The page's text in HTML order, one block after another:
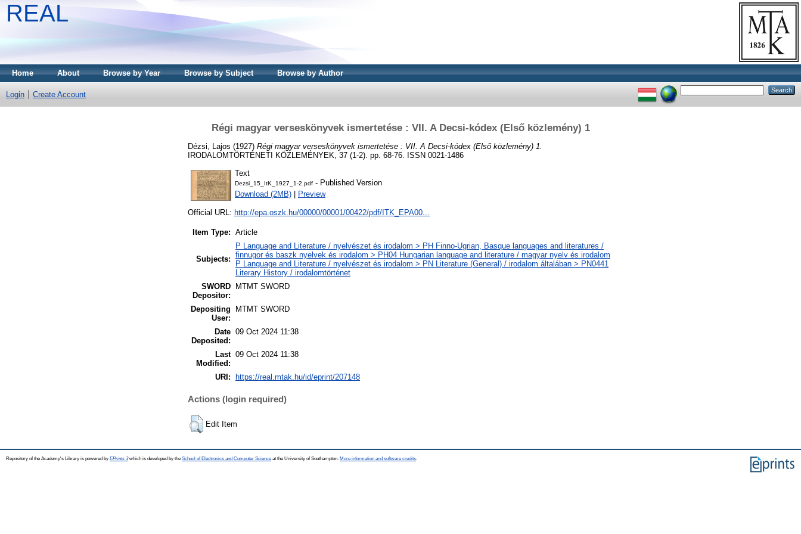
REAL
Home About Browse by Year Browse by Subject Browse by Author
Login Create Account
Régi magyar verseskönyvek ismertetése : VII. A Decsi-kódex (Első közlemény) 1
Dézsi, Lajos (1927) Régi magyar verseskönyvek ismertetése : VII. A Decsi-kódex (Első közlemény) 1.
IRODALOMTÖRTÉNETI KÖZLEMÉNYEK, 37 (1-2). pp. 68-76. ISSN 0021-1486
Text
Dezsi_15_ItK_1927_1-2.pdf - Published Version
Download (2MB)
Preview
Official URL: http://epa.oszk.hu/00000/00001/00422/pdf/ITK_EPA00...
Item Type: Article
Subjects:
P Language and Literature / nyelvészet és irodalom > PH Finno-Ugrian, Basque languages and literatures /
finnugor és baszk nyelvek és irodalom > PH04 Hungarian language and literature / magyar nyelv és irodalom
P Language and Literature / nyelvészet és irodalom > PN Literature (General) / irodalom általában > PN0441
Literary History / irodalomtörténet
SWORD
Depositor:
MTMT SWORD
Depositing
User:
MTMT SWORD
Date
Deposited:
09 Oct 2024 11:38
Last
Modified:
09 Oct 2024 11:38
URI: https://real.mtak.hu/id/eprint/207148
Actions (login required)
Edit Item
Repository of the Academy's Library is powered by EPrints 3which is developed by the School of Electronics and Computer Science at the University of Southampton. More information and software credits